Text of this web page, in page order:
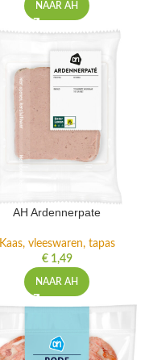
NAAR AH
AH Ardennerpate
Kaas, vleeswaren, tapas
€1,49
NAAR AH